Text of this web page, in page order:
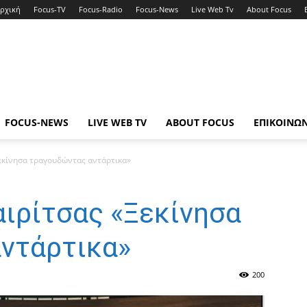
Focus-TV Focus-Radio Focus-News Live Web Tv About Focus
FOCUS-NEWS LIVE WEB TV ABOUT FOCUS
τραγουδώντας αντάρτικα»
«Ξεκίνησα
200